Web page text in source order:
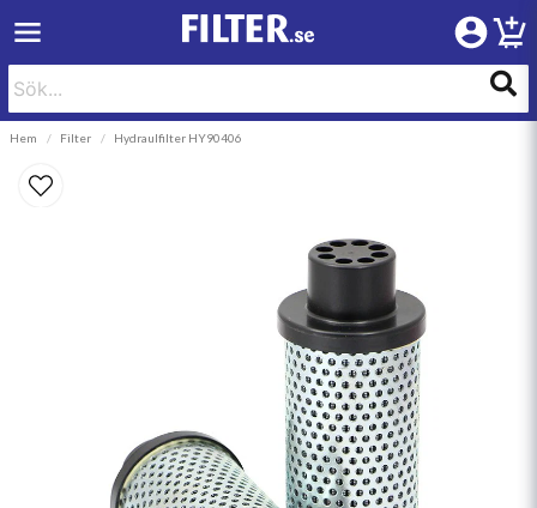
Hem Filter Hydraulfilter HY90406